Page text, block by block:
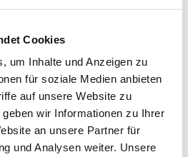
Cookies
um Inhalte und Anzeigen zu
für soziale Medien anbieten
auf unsere Website zu
wir Informationen zu Ihrer
an unsere Partner für
und Analysen weiter. Unsere
effektive
LED-Leuchten, Jalousien,
zu bieten.